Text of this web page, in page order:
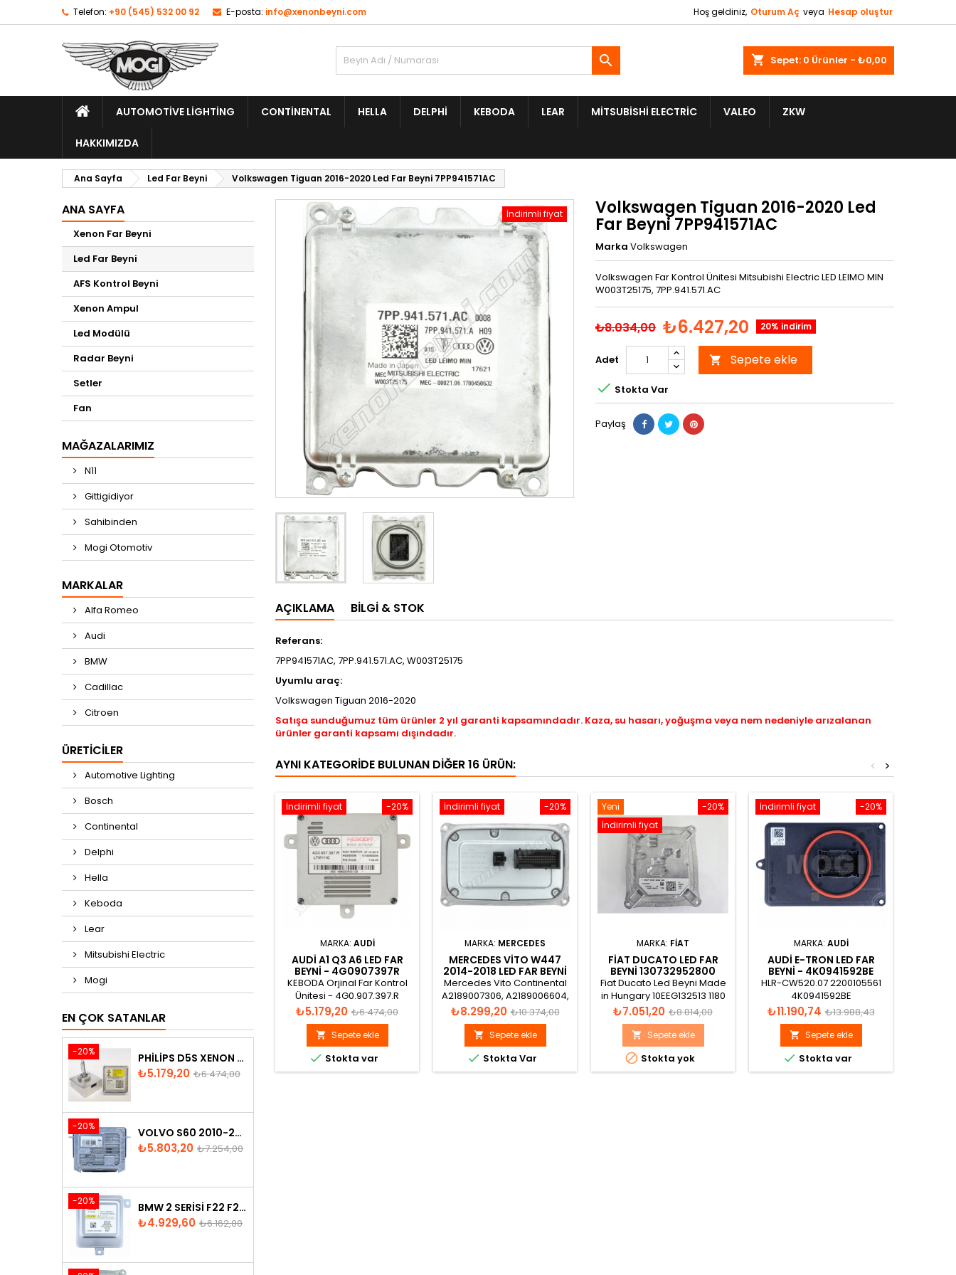
Telefon: +90 (545) 532 00 92 E-posta: info@xenonbeyni.com Hoş geldiniz, Oturum Aç veya Hesap oluştur
shopping_cart Sepet: 0 Ürünler - ₺0,00

AUTOMOTIVE LIGHTING CONTINENTAL HELLA DELPHI KEBODA LEAR MITSUBISHI ELECTRIC VALEO ZKW
HAKKIMIZDA
Ana Sayfa Led Far Beyni Volkswagen Tiguan 2016-2020 Led Far Beyni 7PP941571AC
ANA SAYFA
Xenon Far Beyni
Led Far Beyni
AFS Kontrol Beyni
Xenon Ampul
Led Modülü
Radar Beyni
Setler
Fan
MAĞAZALARIMIZ
N11
Gittigidiyor
Sahibinden
Mogi Otomotiv
MARKALAR
Alfa Romeo
Audi
BMW
Cadillac
Citroen
ÜRETICILER
Automotive Lighting
Bosch
Continental
Delphi
Hella
Keboda
Lear
Mitsubishi Electric
Mogi
EN ÇOK SATANLAR
-20% PHILIPS D5S XENON AMPUL
Fiyat
₺5.179,20 Normal
₺6.474,00
-20% VOLVO S60 2010-2018 XENON FAR BEYNI 31297942
Fiyat
₺5.803,20 Normal
₺7.254,00
-20% BMW 2 SERISI F22 F23 2013-2016 XENON FAR BEYNI 7318327
Fiyat
₺4.929,60 Normal
₺6.162,00
İndirimli fiyat Volkswagen Tiguan 2016-2020 Led
Far Beyni 7PP941571AC
Marka Volkswagen
Volkswagen Far Kontrol Ünitesi Mitsubishi Electric LED LEIMO MIN
W003T25175, 7PP.941.571.AC
₺8.034,00 ₺6.427,20 20% indirim
Adet  Sepete ekle
 Stokta Var
Paylaş
AÇIKLAMA BILGI & STOK
Referans:
7PP941571AC, 7PP.941.571.AC, W003T25175
Uyumlu araç:
Volkswagen Tiguan 2016-2020
Satışa sunduğumuz tüm ürünler 2 yıl garanti kapsamındadır. Kaza, su hasarı, yoğuşma veya nem nedeniyle arızalanan
ürünler garanti kapsamı dışındadır.
AYNI KATEGORIDE BULUNAN DIĞER 16 ÜRÜN: >
<
-20%
İndirimli fiyat
MARKA: AUDI
AUDI A1 Q3 A6 LED FAR
BEYNI - 4G0907397R
KEBODA Orjinal Far Kontrol
Ünitesi - 4G0.907.397.R
LTM111C 4UM 154367/00
H03/S0006 PID:02112
Fiyat
₺5.179,20 Normal
fiyat
₺6.474,00
 Sepete ekle
 Stokta var
-20%
İndirimli fiyat
MARKA: MERCEDES
MERCEDES VITO W447
2014-2018 LED FAR BEYNI
A2129008222
Mercedes Vito Continental
A2189007306, A2189006604,
A2189009904, A2189000406,
A2129005424, A2129008222,
A2129008324 Led Far Beyni
Fiyat
₺8.299,20 Normal
fiyat
₺10.374,00
 Sepete ekle
 Stokta Var
-20%
Yeni
İndirimli fiyat
MARKA: FIAT
FIAT DUCATO LED FAR
BEYNI 130732952800
Fiat Ducato Led Beyni Made
in Hungary 10EEG132513 1180
12V
Fiyat
₺7.051,20 Normal
fiyat
₺8.814,00
 Sepete ekle
 Stokta yok
-20%
İndirimli fiyat
MARKA: AUDI
AUDI E-TRON LED FAR
BEYNI - 4K0941592BE
HLR-CW520.07 2200105561
4K0941592BE
Fiyat
₺11.190,74 Normal
fiyat
₺13.988,43
 Sepete ekle
 Stokta var